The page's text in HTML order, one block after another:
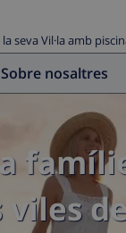
la seva Vil·la amb
Sobre nosaltres
viles